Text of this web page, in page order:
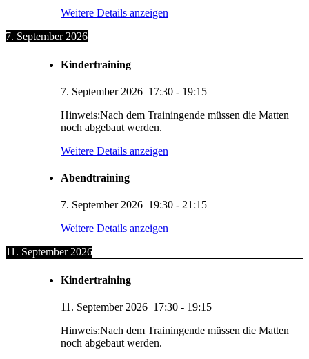
Weitere Details anzeigen
7. September 2026
Kindertraining
7. September 2026 17:30 - 19:15
Hinweis:Nach dem Trainingende müssen die Matten
noch abgebaut werden.
Weitere Details anzeigen
Abendtraining
7. September 2026 19:30 - 21:15
Weitere Details anzeigen
11. September 2026
Kindertraining
11. September 2026 17:30 - 19:15
Hinweis:Nach dem Trainingende müssen die Matten
noch abgebaut werden.